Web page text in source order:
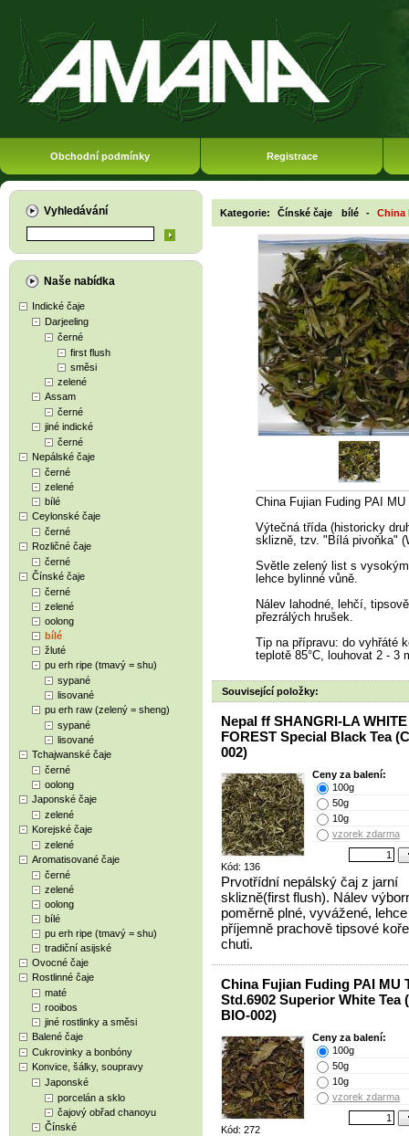
Obchodní podmínky Registrace
Vyhledávání
Naše nabídka
Indické čaje
Darjeeling
černé
first flush
směsi
zelené
Assam
černé
jiné indické
černé
Nepálské čaje
černé
zelené
bílé
Ceylonské čaje
černé
Rozličné čaje
černé
Čínské čaje
černé
zelené
oolong
bílé
žluté
pu erh ripe (tmavý = shu)
sypané
lisované
pu erh raw (zelený = sheng)
sypané
lisované
Tchajwanské čaje
černé
oolong
Japonské čaje
zelené
Korejské čaje
zelené
Aromatisované čaje
černé
zelené
oolong
bílé
pu erh ripe (tmavý = shu)
tradiční asijské
Ovocné čaje
Rostlinné čaje
maté
rooibos
jiné rostlinky a směsi
Balené čaje
Cukrovinky a bonbóny
Konvice, šálky, soupravy
Japonské
porcelán a sklo
čajový obřad chanoyu
Čínské
Kategorie: Čínské čaje bílé - China
China Fujian Fuding PAI
Výtečná třída (historicky
sklizně, tzv. "Bílá pivoňka"
Světle zelený list s
lehce bylinné vůně.
Nálev lahodné, lehčí,
přezrálých hrušek.
Tip na přípravu: do
teplotě 85°C, louhovat 2 - 3
Související položky:
Nepal ff SHANGRI-LA WHITE
FOREST Special Black Tea
002)
Kód: 136
Ceny za balení:
100g
50g
10g
vzorek zdarma
Prvotřídní nepálský čaj z jarní
sklizně(first flush). Nálev
poměrně plné, vyvážené,
příjemně prachově tipsové
chuti.
China Fujian Fuding PAI MU
Std.6902 Superior White Tea
BIO-002)
Kód: 272
Ceny za balení:
100g
50g
10g
vzorek zdarma